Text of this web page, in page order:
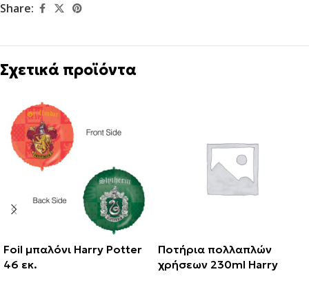
Share:
Σχετικά προϊόντα
Foil μπαλόνι Harry Potter
46 εκ.
Ποτήρια πολλαπλών
χρήσεων 230ml Harry